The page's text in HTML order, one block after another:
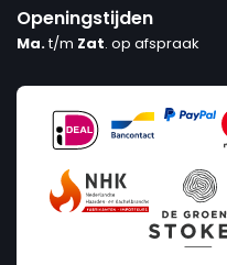
Openingstijden
Ma.t/m Zat. op afspraak